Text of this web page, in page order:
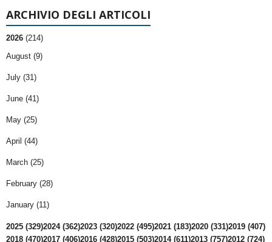
ARCHIVIO DEGLI ARTICOLI
2026 (214)
August (9)
July (31)
June (41)
May (25)
April (44)
March (25)
February (28)
January (11)
2025 (329)2024 (362)2023 (320)2022 (495)2021 (183)2020 (331)2019 (407)
2018 (470)2017 (406)2016 (428)2015 (503)2014 (611)2013 (757)2012 (724)